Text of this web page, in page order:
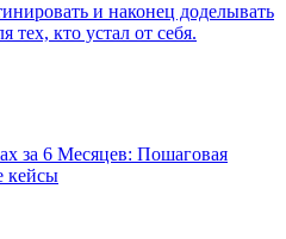
и наконец доделывать
тех, кто устал от себя.
за 6 Месяцев: Пошаговая
кейсы